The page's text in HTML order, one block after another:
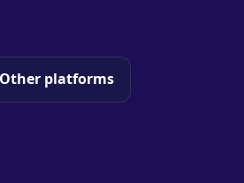
Other platforms